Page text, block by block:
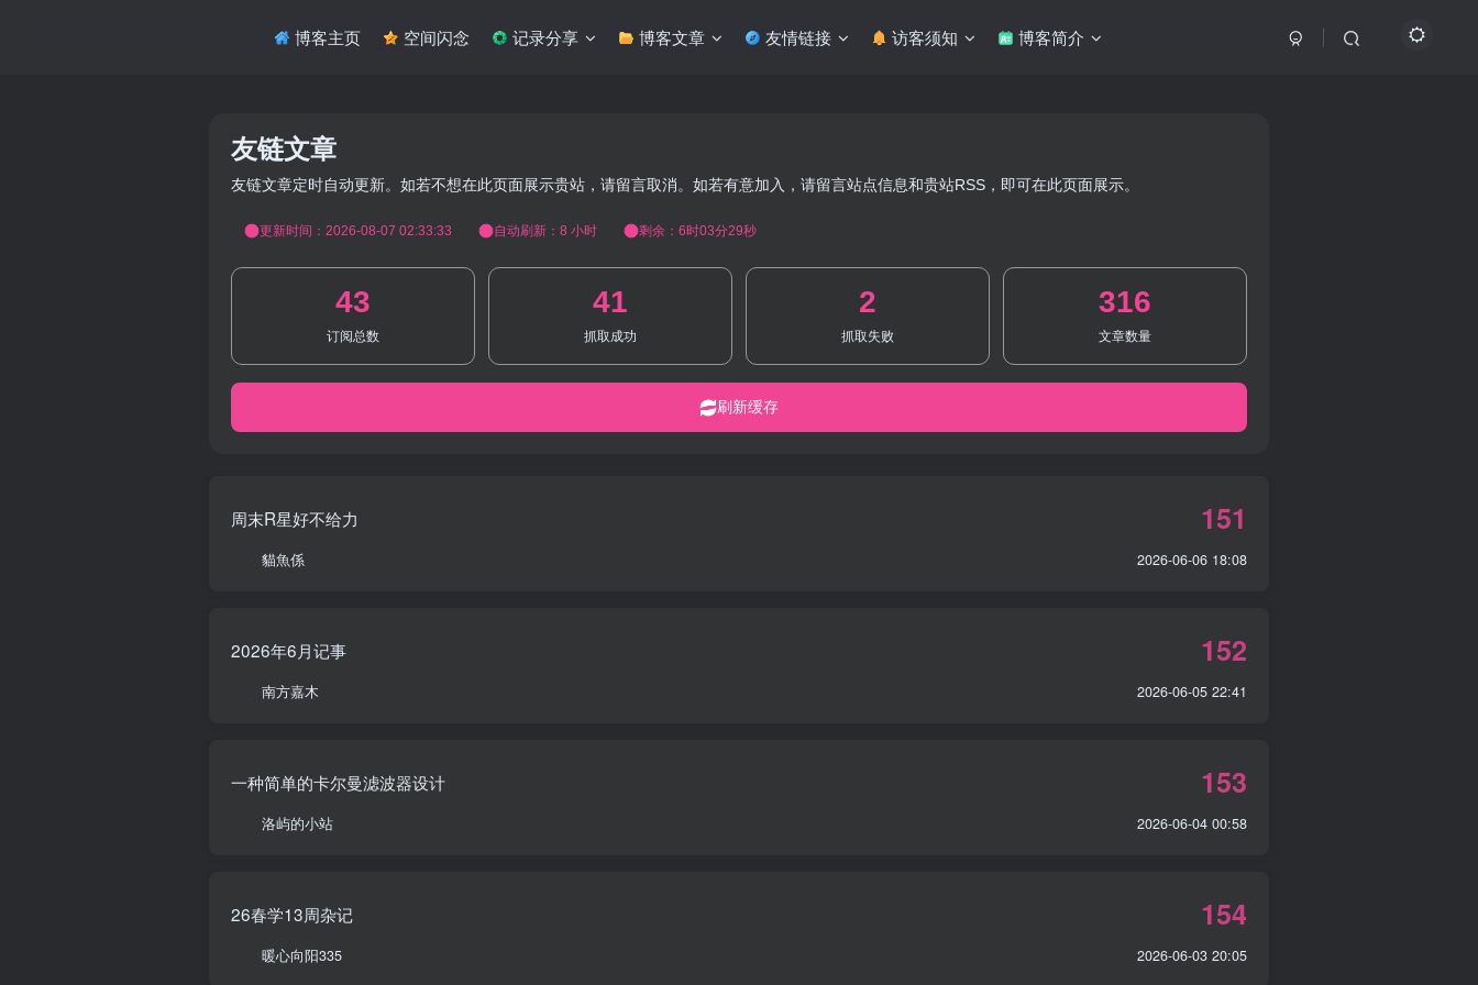
博客主页 空间闪念 记录分享 博客文章 友情链接 访客须知 博客简介
友链文章
友链文章定时自动更新。如若不想在此页面展示贵站，请留言取消。如若有意加入，请留言站点信息和贵站RSS，即可在此页面展示。
更新时间：2026-08-07 02:33:33 自动刷新：8 小时 剩余：6时03分28秒
43
订阅总数
41
抓取成功
2
抓取失败
316
文章数量
刷新缓存
周末R星好不给力 151
貓魚係 2026-06-06 18:08
2026年6月记事 152
南方嘉木 2026-06-05 22:41
一种简单的卡尔曼滤波器设计 153
洛屿的小站 2026-06-04 00:58
26春学13周杂记 154
暖心向阳335 2026-06-03 20:05